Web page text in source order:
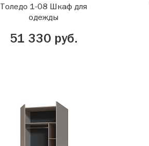
Толедо 1-08 Шкаф для
одежды
51 330 руб.